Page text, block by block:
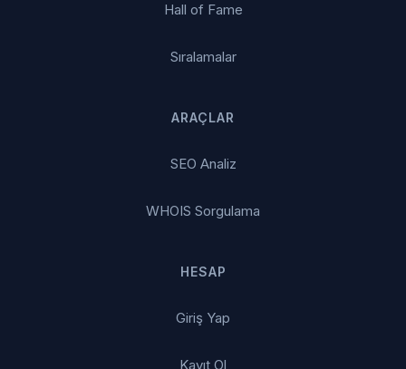
Hall of Fame
Sıralamalar
ARAÇLAR
SEO Analiz
WHOIS Sorgulama
HESAP
Giriş Yap
Kayıt Ol